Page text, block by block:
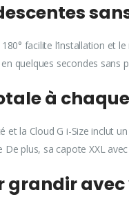
facilite l’installation et
quelques secondes sans
à
et la Cloud G i-Size inclut
De plus, sa capote XXL
grandir